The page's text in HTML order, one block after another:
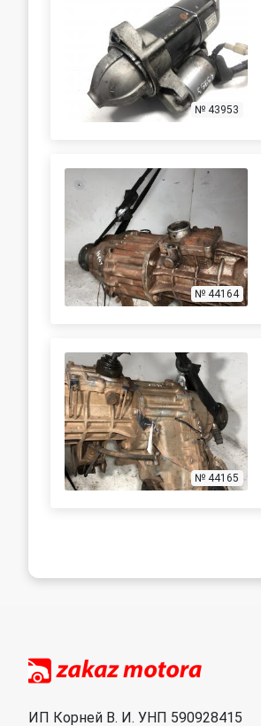
№ 43953
№ 44164
№ 44165
ИП Корней В. И. УНП 590928415